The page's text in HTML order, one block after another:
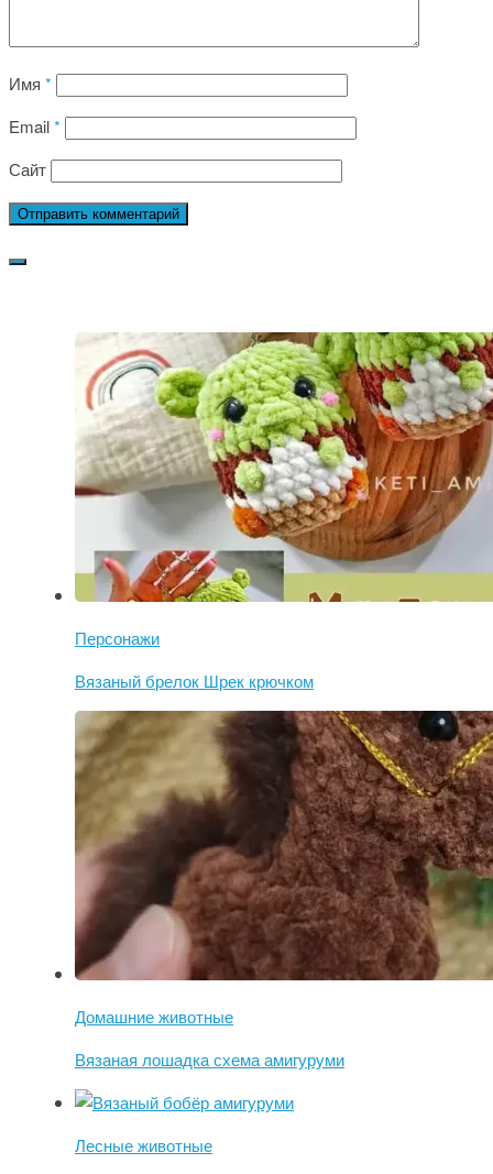
Имя *
Email*
Сайт
Персонажи
Вязаный брелок Шрек крючком
Домашние животные
Вязаная лошадка схема амигуруми
Лесные животные